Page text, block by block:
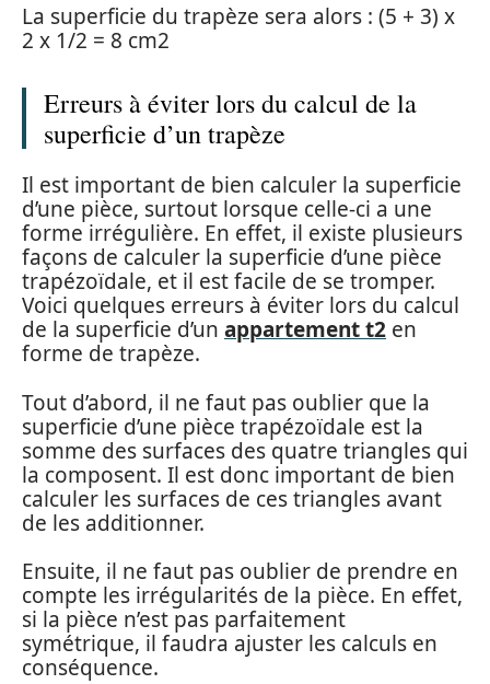
La superficie du trapèze sera alors : (5 + 3) x
2 x 1/2 = 8 cm2
Erreurs à éviter lors du calcul de la
superficie d’un trapèze
Il est important de bien calculer la superficie
d’une pièce, surtout lorsque celle-ci a une
forme irrégulière. En effet, il existe plusieurs
façons de calculer la superficie d’une pièce
trapézoïdale, et il est facile de se tromper.
Voici quelques erreurs à éviter lors du calcul
de la superficie d’un appartement t2 en
forme de trapèze.
Tout d’abord, il ne faut pas oublier que la
superficie d’une pièce trapézoïdale est la
somme des surfaces des quatre triangles qui
la composent. Il est donc important de bien
calculer les surfaces de ces triangles avant
de les additionner.
Ensuite, il ne faut pas oublier de prendre en
compte les irrégularités de la pièce. En effet,
si la pièce n’est pas parfaitement
symétrique, il faudra ajuster les calculs en
conséquence.